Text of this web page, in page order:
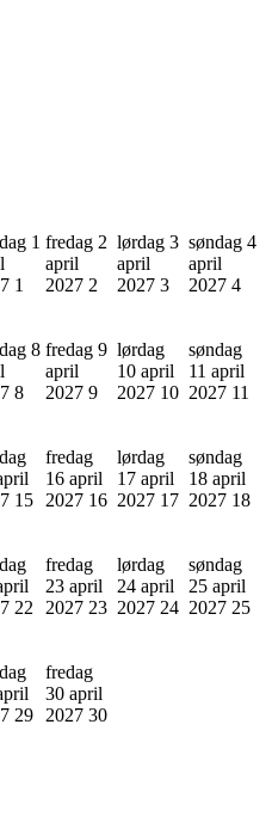
1
1
fredag 2
april
2027 2
lørdag 3
april
2027 3
søndag 4
april
2027 4
8
8
fredag 9
april
2027 9
lørdag
10 april
2027 10
søndag
11 april
2027 11
15
fredag
16 april
2027 16
lørdag
17 april
2027 17
søndag
18 april
2027 18
22
fredag
23 april
2027 23
lørdag
24 april
2027 24
søndag
25 april
2027 25
29
fredag
30 april
2027 30